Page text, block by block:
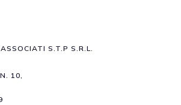
S.T.P S.R.L.
10,